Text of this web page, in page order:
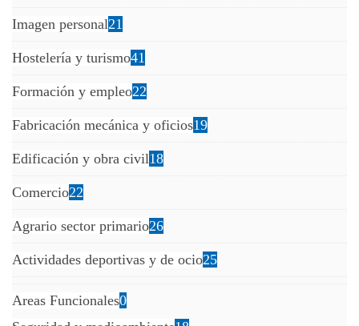
Imagen personal21
Hostelería y turismo41
Formación y empleo22
Fabricación mecánica y oficios19
Edificación y obra civil18
Comercio22
Agrario sector primario26
Actividades deportivas y de ocio25
Areas Funcionales0